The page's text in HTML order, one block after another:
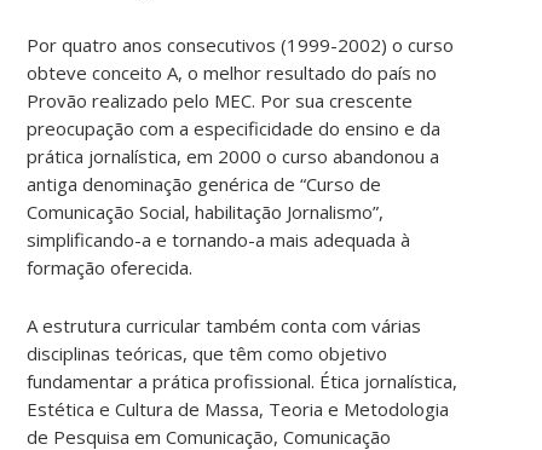
Por quatro anos consecutivos (1999-2002) o curso
obteve conceito A, o melhor resultado do país no
Provão realizado pelo MEC. Por sua crescente
preocupação com a especificidade do ensino e da
prática jornalística, em 2000 o curso abandonou a
antiga denominação genérica de “Curso de
Comunicação Social, habilitação Jornalismo”,
simplificando-a e tornando-a mais adequada à
formação oferecida.
A estrutura curricular também conta com várias
disciplinas teóricas, que têm como objetivo
fundamentar a prática profissional. Ética jornalística,
Estética e Cultura de Massa, Teoria e Metodologia
de Pesquisa em Comunicação, Comunicação